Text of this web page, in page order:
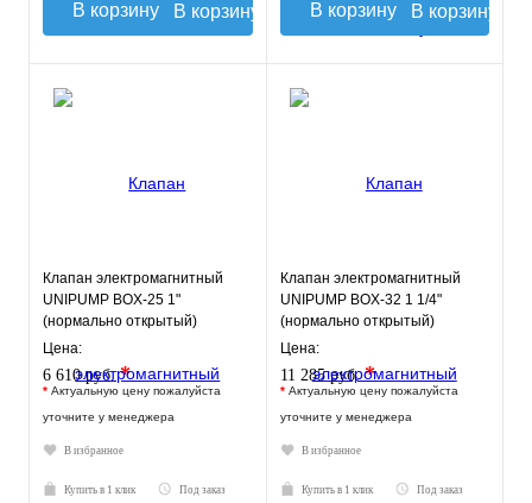
В корзину В корзину
Клапан электромагнитный
UNIPUMP BОX-25 1"
(нормально открытый)
Цена:
6 610 руб.*
* Актуальную цену пожалуйста
уточните у менеджера
В избранное
Купить в 1 клик Под заказ
Клапан электромагнитный
UNIPUMP BOX-32 1 1/4"
(нормально открытый)
Цена:
11 285 руб.*
* Актуальную цену пожалуйста
уточните у менеджера
В избранное
Купить в 1 клик Под заказ